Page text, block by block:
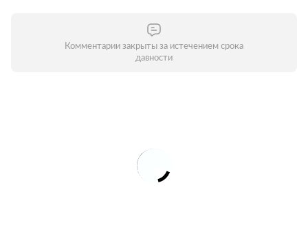
Комментарии закрыты за истечением срока
давности